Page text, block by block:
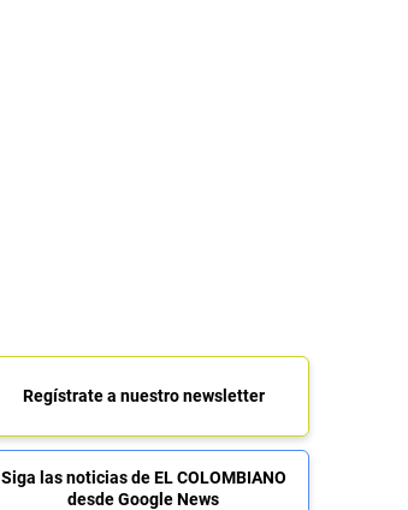
Regístrate a nuestro newsletter
Siga las noticias de EL COLOMBIANO
desde Google News